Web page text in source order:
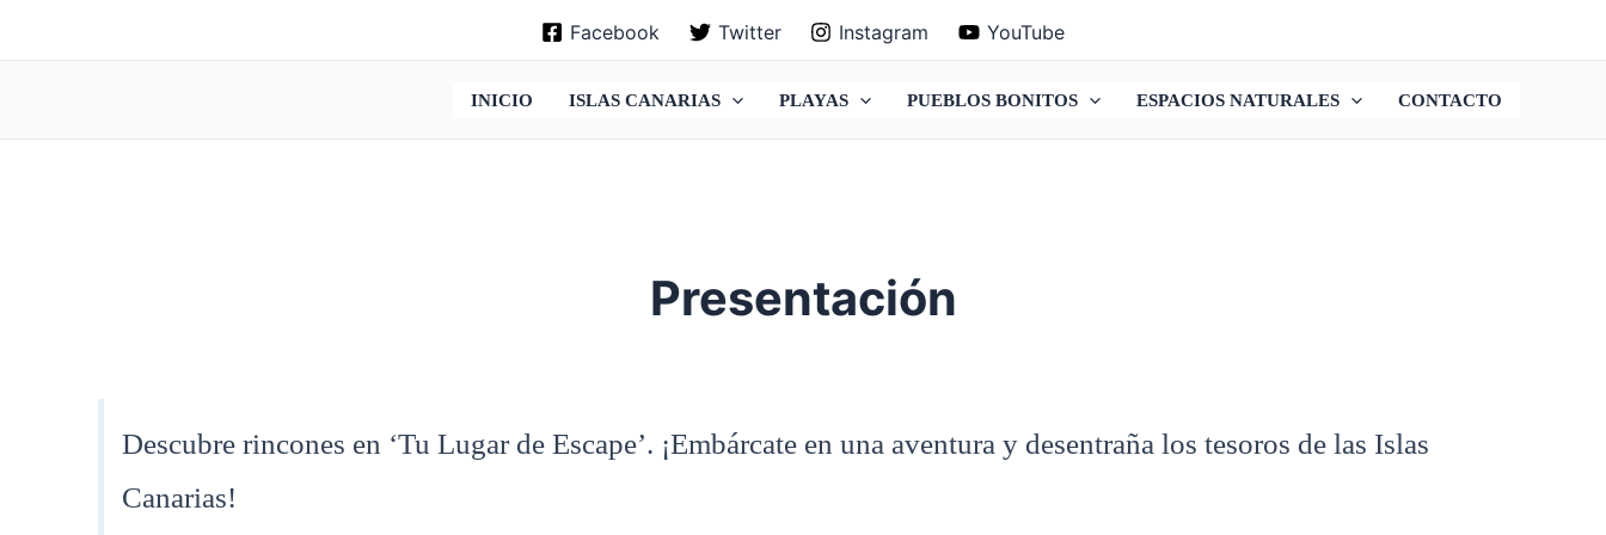
Facebook Twitter Instagram YouTube
INICIO ISLAS CANARIAS PLAYAS PUEBLOS BONITOS ESPACIOS NATURALES CONTACTO
Presentación
Descubre rincones en ‘Tu Lugar de Escape’. ¡Embárcate en una aventura y desentraña los tesoros de las Islas
Canarias!